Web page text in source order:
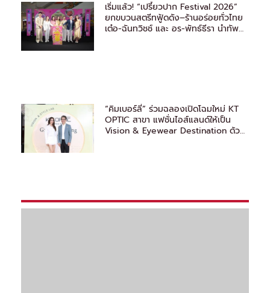
เริ่มแล้ว! “เปรี้ยวปาก Festival 2026”
ยกขบวนสตรีทฟู้ดดัง–ร้านอร่อยทั่วไทย
เต๋อ-ฉันทวิชช์ และ อร-พัทธ์ธีรา นำทัพ
“คิมเบอร์ลี่” ร่วมฉลองเปิดโฉมใหม่ KT
OPTIC สาขา แฟชั่นไอส์แลนด์ให้เป็น
Vision & Eyewear Destination ด้วย